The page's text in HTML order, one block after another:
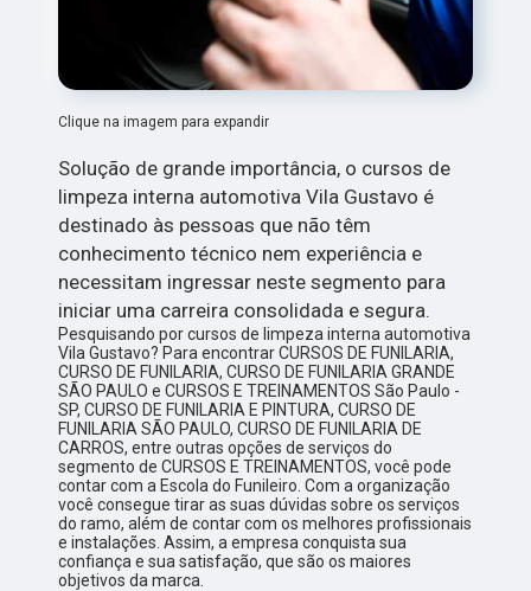
Clique na imagem para expandir
Solução de grande importância, o cursos de
limpeza interna automotiva Vila Gustavo é
destinado às pessoas que não têm
conhecimento técnico nem experiência e
necessitam ingressar neste segmento para
iniciar uma carreira consolidada e segura.
Pesquisando por cursos de limpeza interna automotiva
Vila Gustavo? Para encontrar CURSOS DE FUNILARIA,
CURSO DE FUNILARIA, CURSO DE FUNILARIA GRANDE
SÃO PAULO e CURSOS E TREINAMENTOS São Paulo -
SP, CURSO DE FUNILARIA E PINTURA, CURSO DE
FUNILARIA SÃO PAULO, CURSO DE FUNILARIA DE
CARROS, entre outras opções de serviços do
segmento de CURSOS E TREINAMENTOS, você pode
contar com a Escola do Funileiro. Com a organização
você consegue tirar as suas dúvidas sobre os serviços
do ramo, além de contar com os melhores profissionais
e instalações. Assim, a empresa conquista sua
confiança e sua satisfação, que são os maiores
objetivos da marca.